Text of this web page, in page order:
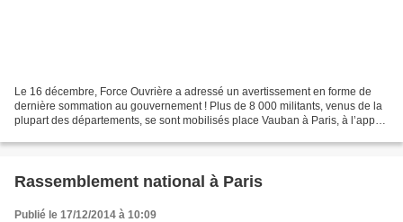
Le 16 décembre, Force Ouvrière a adressé un avertissement en forme de
dernière sommation au gouvernement ! Plus de 8 000 militants, venus de la
plupart des départements, se sont mobilisés place Vauban à Paris, à l’appel
Rassemblement national à Paris
Publié le 17/12/2014 à 10:09